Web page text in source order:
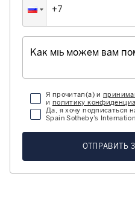
Я прочитал(а) и
и политику
Да, я хочу подписаться
Spain Sotheby’s
ОТПРАВИТЬ